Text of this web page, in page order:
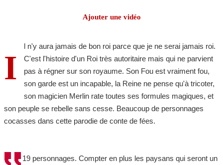
Ajouter une vidéo
I
l n'y aura jamais de bon roi parce que je ne serai jamais roi.
C'est l'histoire d'un Roi très autoritaire mais qui ne parvient
pas à régner sur son royaume. Son Fou est vraiment fou,
son garde est un incapable, la Reine ne pense qu'à tricoter,
son magicien Merlin rate toutes ses formules magiques, et
son peuple se rebelle sans cesse. Beaucoup de personnages
cocasses dans cette parodie de conte de fées.
19 personnages. Compter en plus les paysans qui seront un